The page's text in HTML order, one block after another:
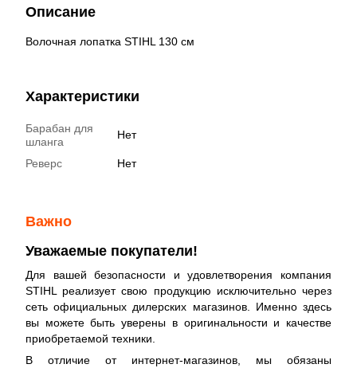
Описание
Волочная лопатка STIHL 130 см
Характеристики
Барабан для
шланга
Нет
Реверс Нет
Важно
Уважаемые покупатели!
Для вашей безопасности и удовлетворения компания
STIHL реализует свою продукцию исключительно через
сеть официальных дилерских магазинов. Именно здесь
вы можете быть уверены в оригинальности и качестве
приобретаемой техники.
В отличие от интернет-магазинов, мы обязаны